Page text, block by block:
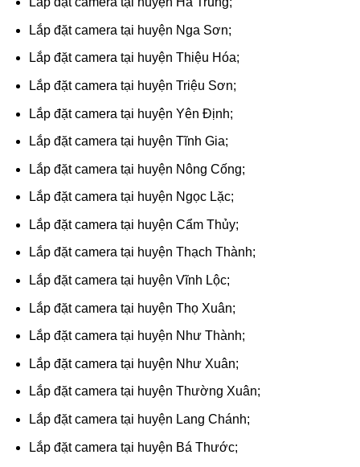
Lắp đặt camera tại huyện Nga Sơn;
Lắp đặt camera tại huyện Thiệu Hóa;
Lắp đặt camera tại huyện Triệu Sơn;
Lắp đặt camera tại huyện Yên Định;
Lắp đặt camera tại huyện Tĩnh Gia;
Lắp đặt camera tại huyện Nông Cống;
Lắp đặt camera tại huyện Ngọc Lặc;
Lắp đặt camera tại huyện Cẩm Thủy;
Lắp đặt camera tại huyện Thạch Thành;
Lắp đặt camera tại huyện Vĩnh Lộc;
Lắp đặt camera tại huyện Thọ Xuân;
Lắp đặt camera tại huyện Như Thành;
Lắp đặt camera tại huyện Như Xuân;
Lắp đặt camera tại huyện Thường Xuân;
Lắp đặt camera tại huyện Lang Chánh;
Lắp đặt camera tại huyện Bá Thước;